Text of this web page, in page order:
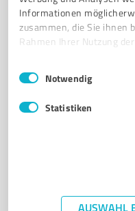
Informationen
zusammen, die Sie ihnen
Rahmen Ihrer Nutzung
Impressum
Einwilligungsauswahl
Notwendig
Statistiken
AUSWAHL
KOMMUNIKATIONSDESIGN
AUSBILDUNG RITTERSCHLAG
Hagener Str. 241,
Tel. 02304 996000
www.ruhrakademie.de/